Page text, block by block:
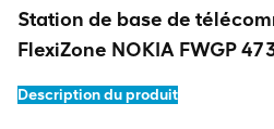
Station de base de
FlexiZone NOKIA FWGP
Description du produit